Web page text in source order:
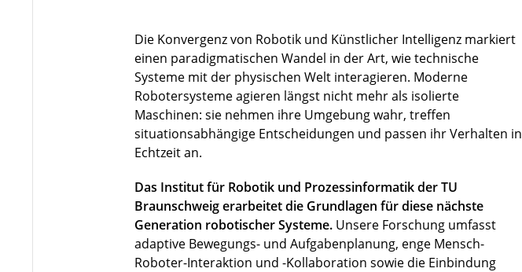
Die Konvergenz von Robotik und Künstlicher Intelligenz markiert
einen paradigmatischen Wandel in der Art, wie technische
Systeme mit der physischen Welt interagieren. Moderne
Robotersysteme agieren längst nicht mehr als isolierte
Maschinen: sie nehmen ihre Umgebung wahr, treffen
situationsabhängige Entscheidungen und passen ihr Verhalten in
Echtzeit an.
Das Institut für Robotik und Prozessinformatik der TU
Braunschweig erarbeitet die Grundlagen für diese nächste
Generation robotischer Systeme.Unsere Forschung umfasst
adaptive Bewegungs- und Aufgabenplanung, enge Mensch-
Roboter-Interaktion und -Kollaboration sowie die Einbindung